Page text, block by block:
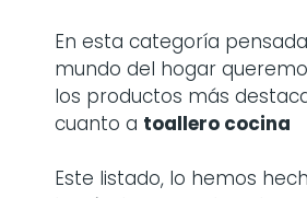
En esta categoría
mundo del hogar
los productos más
cuanto a toallero cocina
Este listado, lo hemos